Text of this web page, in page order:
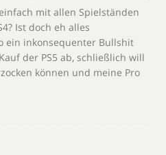
mit allen Spielständen
Ist doch eh alles
ein inkonsequenter Bullshit
der PS5 ab, schließlich will
können und meine Pro